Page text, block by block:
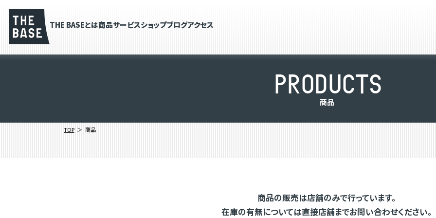
THE BASEとは商品サービスショップブログアクセス
PRODUCTS
商品
TOP 商品
商品の販売は店舗のみで行っています。
在庫の有無については直接店舗までお問い合わせください。